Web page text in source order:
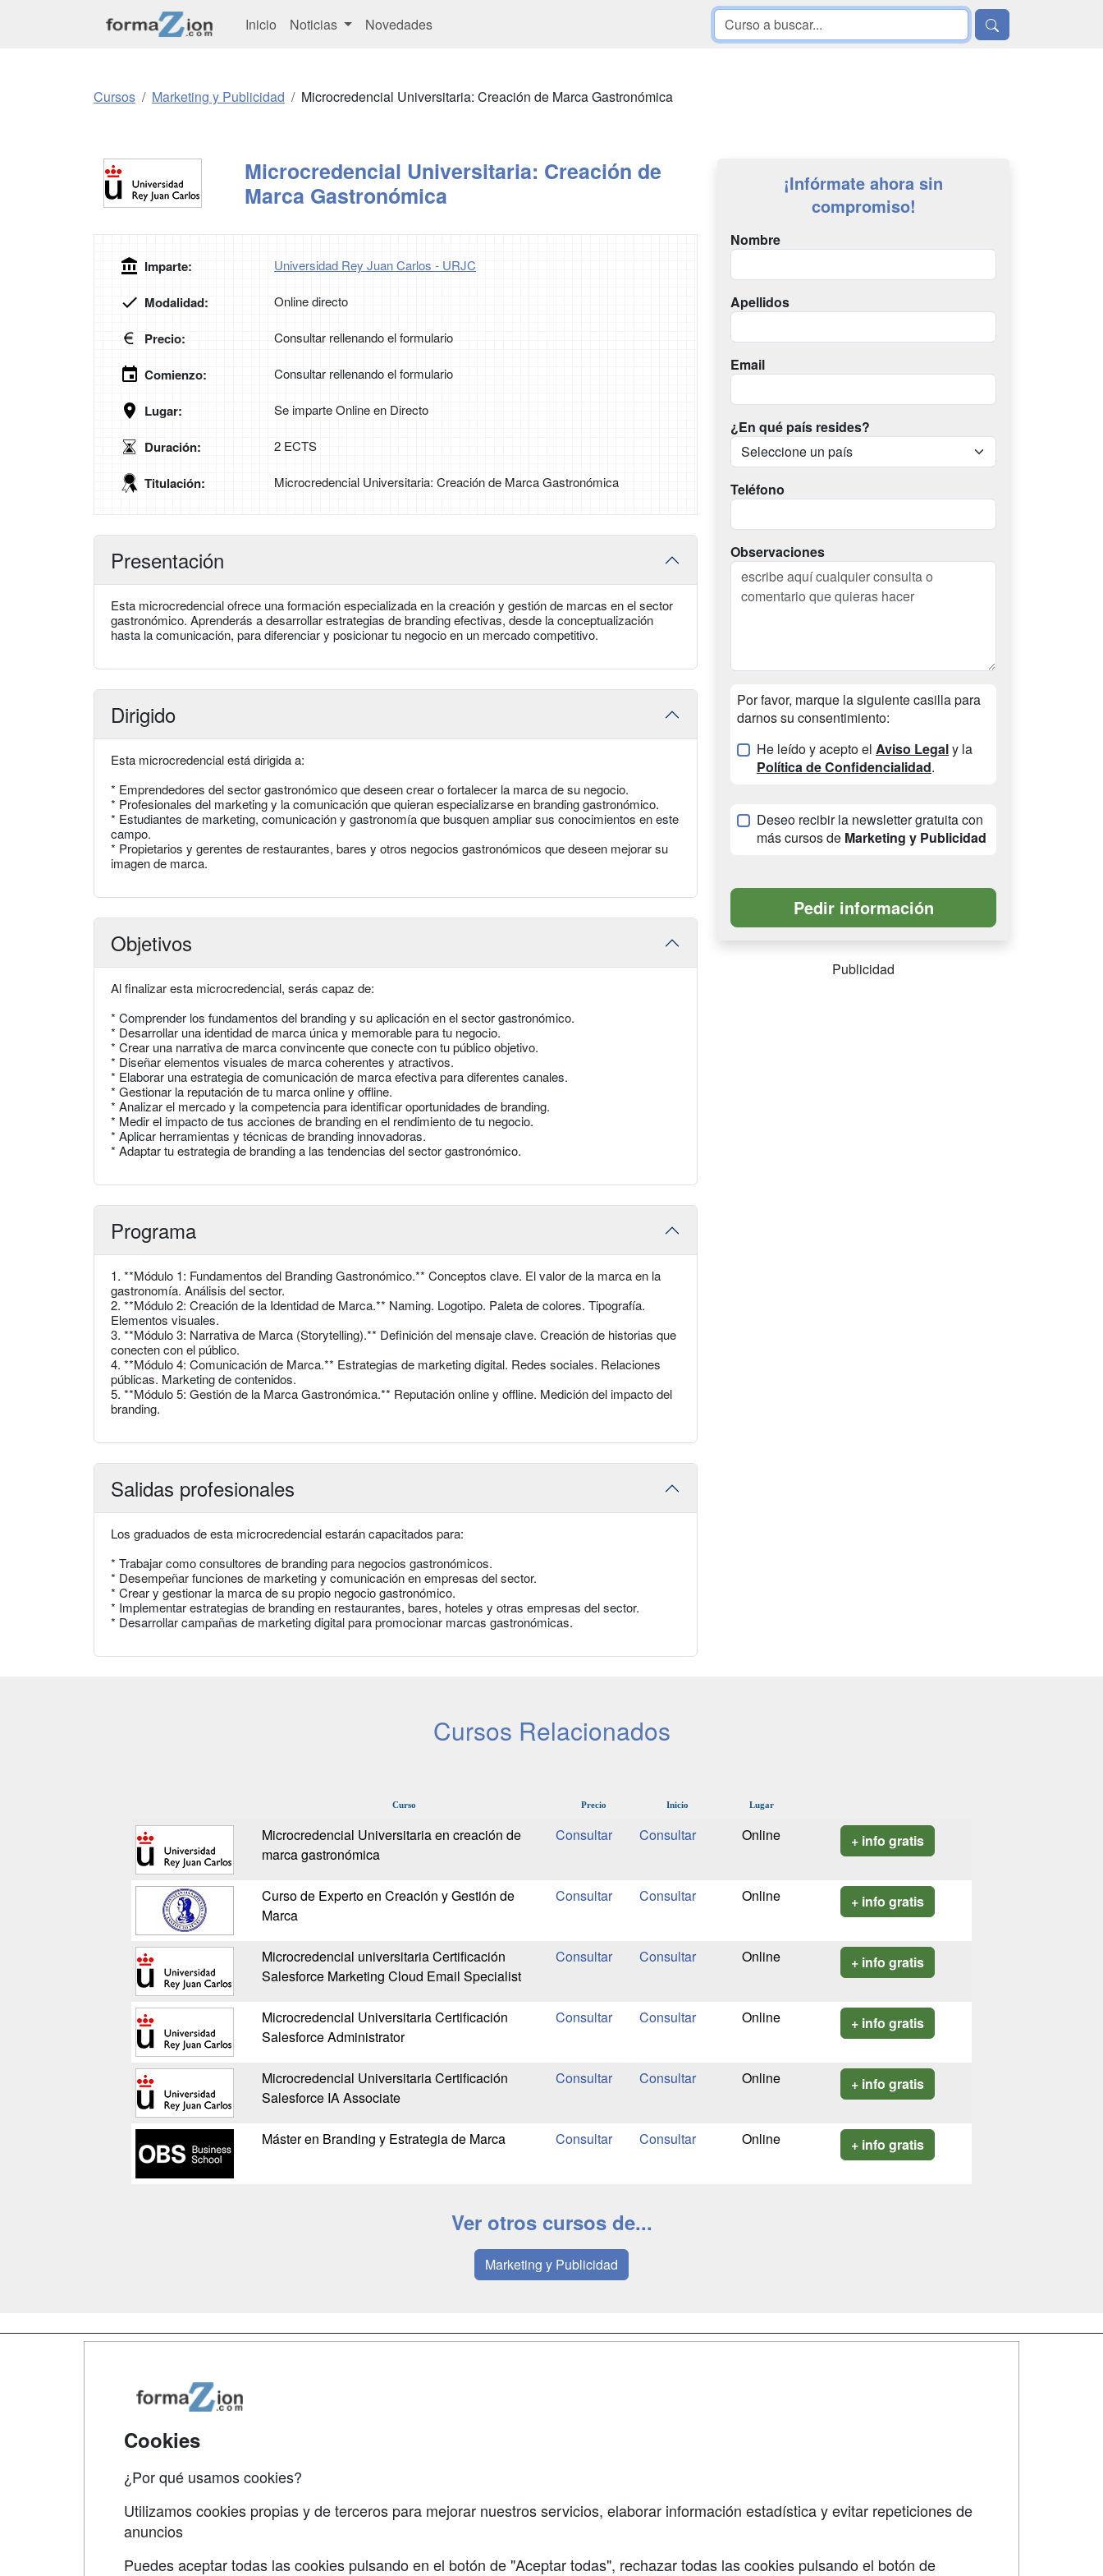
Inicio Noticias Novedades
Cursos Marketing y Publicidad Microcredencial Universitaria: Creación de Marca Gastronómica
Microcredencial Universitaria: Creación de
Marca Gastronómica
Imparte: Universidad Rey Juan Carlos - URJC
Modalidad: Online directo
Precio: Consultar rellenando el formulario
Comienzo: Consultar rellenando el formulario
Lugar: Se imparte Online en Directo
Duración: 2 ECTS
Titulación: Microcredencial Universitaria: Creación de Marca Gastronómica
Presentación
Esta microcredencial ofrece una formación especializada en la creación y gestión de marcas en el sector
gastronómico. Aprenderás a desarrollar estrategias de branding efectivas, desde la conceptualización
hasta la comunicación, para diferenciar y posicionar tu negocio en un mercado competitivo.
Dirigido
Esta microcredencial está dirigida a:
* Emprendedores del sector gastronómico que deseen crear o fortalecer la marca de su negocio.
* Profesionales del marketing y la comunicación que quieran especializarse en branding gastronómico.
* Estudiantes de marketing, comunicación y gastronomía que busquen ampliar sus conocimientos en este
campo.
* Propietarios y gerentes de restaurantes, bares y otros negocios gastronómicos que deseen mejorar su
imagen de marca.
Objetivos
Al finalizar esta microcredencial, serás capaz de:
* Comprender los fundamentos del branding y su aplicación en el sector gastronómico.
* Desarrollar una identidad de marca única y memorable para tu negocio.
* Crear una narrativa de marca convincente que conecte con tu público objetivo.
* Diseñar elementos visuales de marca coherentes y atractivos.
* Elaborar una estrategia de comunicación de marca efectiva para diferentes canales.
* Gestionar la reputación de tu marca online y offline.
* Analizar el mercado y la competencia para identificar oportunidades de branding.
* Medir el impacto de tus acciones de branding en el rendimiento de tu negocio.
* Aplicar herramientas y técnicas de branding innovadoras.
* Adaptar tu estrategia de branding a las tendencias del sector gastronómico.
Programa
1. **Módulo 1: Fundamentos del Branding Gastronómico.** Conceptos clave. El valor de la marca en la
gastronomía. Análisis del sector.
2. **Módulo 2: Creación de la Identidad de Marca.** Naming. Logotipo. Paleta de colores. Tipografía.
Elementos visuales.
3. **Módulo 3: Narrativa de Marca (Storytelling).** Definición del mensaje clave. Creación de historias que
conecten con el público.
4. **Módulo 4: Comunicación de Marca.** Estrategias de marketing digital. Redes sociales. Relaciones
públicas. Marketing de contenidos.
5. **Módulo 5: Gestión de la Marca Gastronómica.** Reputación online y offline. Medición del impacto del
branding.
Salidas profesionales
Los graduados de esta microcredencial estarán capacitados para:
* Trabajar como consultores de branding para negocios gastronómicos.
* Desempeñar funciones de marketing y comunicación en empresas del sector.
* Crear y gestionar la marca de su propio negocio gastronómico.
* Implementar estrategias de branding en restaurantes, bares, hoteles y otras empresas del sector.
* Desarrollar campañas de marketing digital para promocionar marcas gastronómicas.
¡Infórmate ahora sin
compromiso!
Nombre
Apellidos
Email
¿En qué país resides?
Teléfono
Observaciones
Por favor, marque la siguiente casilla para
darnos su consentimiento:
He leído y acepto el Aviso Legaly la
Política de Confidencialidad.
Deseo recibir la newsletter gratuita con
más cursos de Marketing y Publicidad
Publicidad
Cursos Relacionados
Curso Precio Inicio Lugar
Microcredencial Universitaria en creación de
marca gastronómica
Online + info gratis
Curso de Experto en Creación y Gestión de
Marca
Online + info gratis
Microcredencial universitaria Certificación
Salesforce Marketing Cloud Email Specialist
Online + info gratis
Microcredencial Universitaria Certificación
Salesforce Administrator
Online + info gratis
Microcredencial Universitaria Certificación
Salesforce IA Associate
Online + info gratis
Máster en Branding y Estrategia de Marca Online + info gratis
Ver otros cursos de...
Marketing y Publicidad
Cookies
¿Por qué usamos cookies?
Utilizamos cookies propias y de terceros para mejorar nuestros servicios, elaborar información estadística y evitar repeticiones de
anuncios
Puedes aceptar todas las cookies pulsando en el botón de "Aceptar todas", rechazar todas las cookies pulsando el botón de